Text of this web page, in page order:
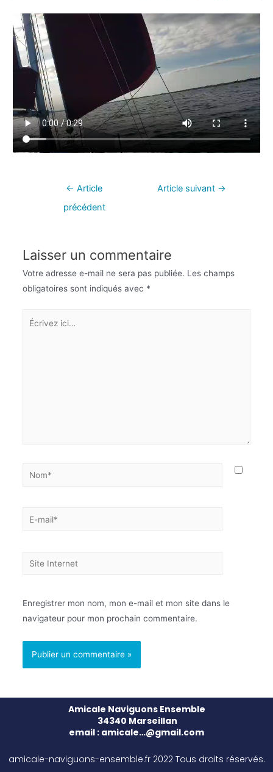
← Article
précédent
Article suivant →
Laisser un commentaire
Votre adresse e-mail ne sera pas publiée. Les champs
obligatoires sont indiqués avec *
Enregistrer mon nom, mon e-mail et mon site dans le
navigateur pour mon prochain commentaire.
Amicale Naviguons Ensemble
34340 Marseillan
email : amicale…@gmail.com
amicale-naviguons-ensemble.fr 2022 Tous droits réservés.